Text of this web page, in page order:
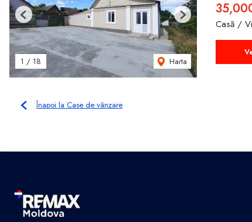
1 / 18 Harta
Previous Next Casă /
Înapoi la Case de vânzare